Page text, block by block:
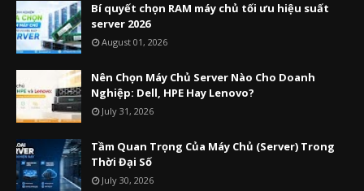
Bí quyết chọn RAM máy chủ tối ưu hiệu suất
server 2026
August 01, 2026
Nên Chọn Máy Chủ Server Nào Cho Doanh
Nghiệp: Dell, HPE Hay Lenovo?
July 31, 2026
Tầm Quan Trọng Của Máy Chủ (Server) Trong
Thời Đại Số
July 30, 2026